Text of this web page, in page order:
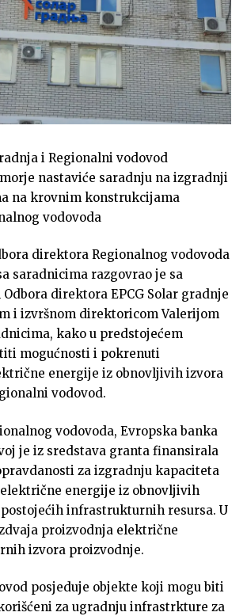
i Regionalni vodovod
nastaviće saradnju na izgradnji
na krovnim konstrukcijama
vodovoda
direktora Regionalnog vodovoda
saradnicima razgovrao je sa
direktora EPCG Solar gradnje
i izvršnom direktoricom Valerijom
kako u predstojećem
mogućnosti i pokrenuti
energije iz obnovljivih izvora
vodovod.
vodovoda, Evropska banka
je iz sredstava granta finansirala
za izgradnju kapaciteta
energije iz obnovljivih
infrastrukturnih resursa. U
proizvodnja električne
izvora proizvodnje.
posjeduje objekte koji mogu biti
za ugradnju infrastrkture za